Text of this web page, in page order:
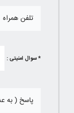
* سوال امنیتی :